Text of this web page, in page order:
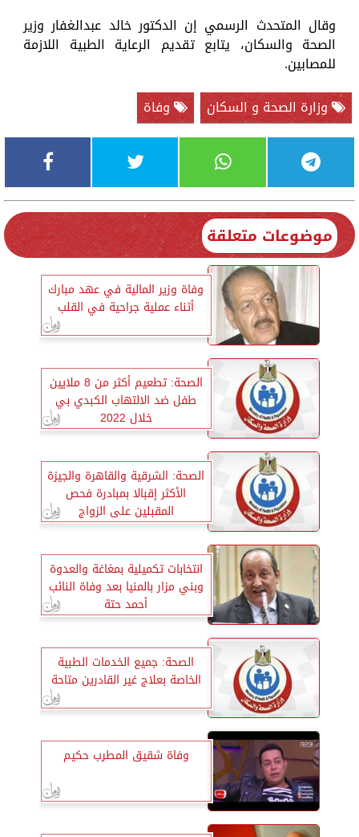
وقال المتحدث الرسمي إن الدكتور خالد عبدالغفار وزير
الصحة والسكان، يتابع تقديم الرعاية الطبية اللازمة
للمصابين.
وزارة الصحة و السكان
وفاة
موضوعات متعلقة
وفاة وزير المالية في عهد مبارك
أثناء عملية جراحية في القلب
الصحة: تطعيم أكثر من 8 ملايين
طفل ضد الالتهاب الكبدي بي
خلال 2022
الصحة: الشرقية والقاهرة والجيزة
الأكثر إقبالا بمبادرة فحص
المقبلين على الزواج
انتخابات تكميلية بمغاغة والعدوة
وبني مزار بالمنيا بعد وفاة النائب
أحمد حتة
الصحة: جميع الخدمات الطبية
الخاصة بعلاج غير القادرين متاحة
وفاة شقيق المطرب حكيم